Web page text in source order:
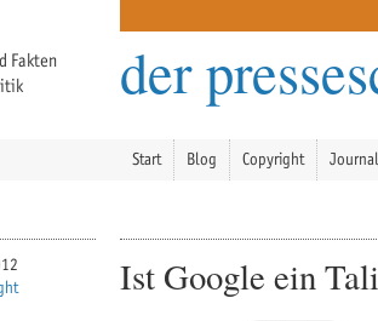
Fakten
der
Start Blog Copyright
Ist Google ein